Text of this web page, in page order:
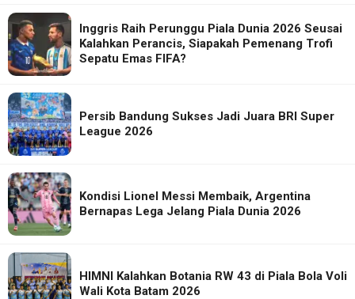
Inggris Raih Perunggu Piala Dunia 2026 Seusai
Kalahkan Perancis, Siapakah Pemenang Trofi
Sepatu Emas FIFA?
Persib Bandung Sukses Jadi Juara BRI Super
League 2026
Kondisi Lionel Messi Membaik, Argentina
Bernapas Lega Jelang Piala Dunia 2026
HIMNI Kalahkan Botania RW 43 di Piala Bola Voli
Wali Kota Batam 2026